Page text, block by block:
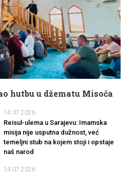
hutbu u džematu Misoča
14.07.2026
Reisul-ulema u Sarajevu: Imamska
misija nije usputna dužnost, već
temeljni stub na kojem stoji i opstaje
naš narod
14.07.2026